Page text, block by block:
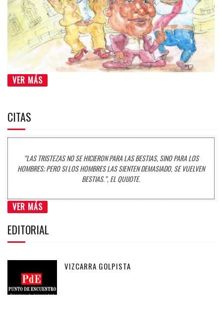
VER MÁS
CITAS
“LAS TRISTEZAS NO SE HICIERON PARA LAS BESTIAS, SINO PARA LOS
HOMBRES; PERO SI LOS HOMBRES LAS SIENTEN DEMASIADO, SE VUELVEN
BESTIAS.”, EL QUIJOTE.
VER MÁS
EDITORIAL
VIZCARRA GOLPISTA